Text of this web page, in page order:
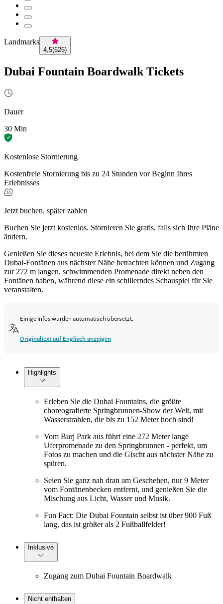
Landmarks
4,5(626)
Dubai Fountain Boardwalk Tickets
Dauer
30 Min
Kostenlose Stornierung
Kostenfreie Stornierung bis zu 24 Stunden vor Beginn Ihres
Erlebnisses
Jetzt buchen, später zahlen
Buchen Sie jetzt kostenlos. Stornieren Sie gratis, falls sich Ihre Pläne
ändern.
Genießen Sie dieses neueste Erlebnis, bei dem Sie die berühmten
Dubai-Fontänen aus nächster Nähe betrachten können und Zugang
zur 272 m langen, schwimmenden Promenade direkt neben den
Fontänen haben, während diese ein schillerndes Schauspiel für Sie
veranstalten.
Einige Infos wurden automatisch übersetzt.
Originaltext auf Englisch anzeigen
Highlights
Erleben Sie die Dubai Fountains, die größte
choreografierte Springbrunnen-Show der Welt, mit
Wasserstrahlen, die bis zu 152 Meter hoch sind!
Vom Burj Park aus führt eine 272 Meter lange
Uferpromenade zu den Springbrunnen - perfekt, um
Fotos zu machen und die Gischt aus nächster Nähe zu
spüren.
Seien Sie ganz nah dran am Geschehen, nur 9 Meter
vom Fontänenbecken entfernt, und genießen Sie die
Mischung aus Licht, Wasser und Musik.
Fun Fact: Die Dubai Fountain selbst ist über 900 Fuß
lang, das ist größer als 2 Fußballfelder!
Inklusive
Zugang zum Dubai Fountain Boardwalk
Nicht enthalten